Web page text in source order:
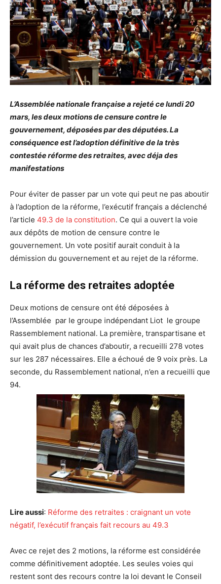
L’Assemblée nationale française a rejeté ce lundi 20
mars, les deux motions de censure contre le
gouvernement, déposées par des députées. La
conséquence est l’adoption définitive de la très
contestée réforme des retraites, avec déja des
manifestations
Pour éviter de passer par un vote qui peut ne pas aboutir
à l’adoption de la réforme, l’exécutif français a déclenché
l’article 49.3 de la constitution. Ce qui a ouvert la voie
aux dépôts de motion de censure contre le
gouvernement. Un vote positif aurait conduit à la
démission du gouvernement et au rejet de la réforme.
La réforme des retraites adoptée
Deux motions de censure ont été déposées à
l’Assemblée par le groupe indépendant Liot le groupe
Rassemblement national. La première, transpartisane et
qui avait plus de chances d’aboutir, a recueilli 278 votes
sur les 287 nécessaires. Elle a échoué de 9 voix près. La
seconde, du Rassemblement national, n’en a recueilli que
94.
Lire aussi: Réforme des retraites : craignant un vote
négatif, l’exécutif français fait recours au 49.3
Avec ce rejet des 2 motions, la réforme est considérée
comme définitivement adoptée. Les seules voies qui
restent sont des recours contre la loi devant le Conseil